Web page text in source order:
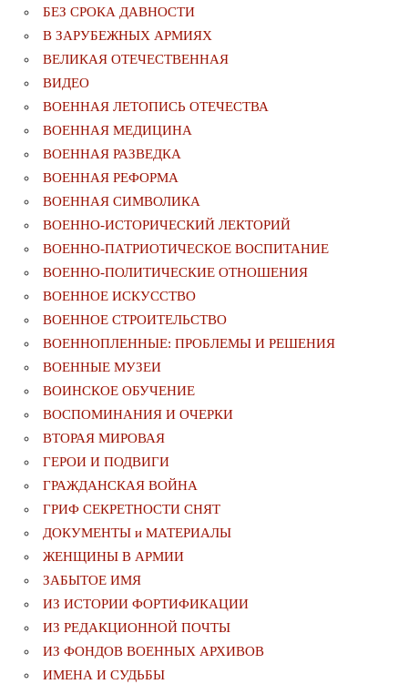
БЕЗ СРОКА ДАВНОСТИ
В ЗАРУБЕЖНЫХ АРМИЯХ
ВЕЛИКАЯ ОТЕЧЕСТВЕННАЯ
ВИДЕО
ВОЕННАЯ ЛЕТОПИСЬ ОТЕЧЕСТВА
ВОЕННАЯ МЕДИЦИНА
ВОЕННАЯ РАЗВЕДКА
ВОЕННАЯ РЕФОРМА
ВОЕННАЯ СИМВОЛИКА
ВОЕННО-ИСТОРИЧЕСКИЙ ЛЕКТОРИЙ
ВОЕННО-ПАТРИОТИЧЕСКОЕ ВОСПИТАНИЕ
ВОЕННО-ПОЛИТИЧЕСКИE ОТНОШЕНИЯ
ВОЕННОЕ ИСКУССТВО
ВОЕННОЕ СТРОИТЕЛЬСТВО
ВОЕННОПЛЕННЫЕ: ПРОБЛЕМЫ И РЕШЕНИЯ
ВОЕННЫЕ МУЗЕИ
ВОИНСКОЕ ОБУЧЕНИЕ
ВОСПОМИНАНИЯ И ОЧЕРКИ
ВТОРАЯ МИРОВАЯ
ГЕРОИ И ПОДВИГИ
ГРАЖДАНСКАЯ ВОЙНА
ГРИФ СЕКРЕТНОСТИ СНЯТ
ДОКУМЕНТЫ и МАТЕРИАЛЫ
ЖЕНЩИНЫ В АРМИИ
ЗАБЫТОЕ ИМЯ
ИЗ ИСТОРИИ ФОРТИФИКАЦИИ
ИЗ РЕДАКЦИОННОЙ ПОЧТЫ
ИЗ ФОНДОВ ВОЕННЫХ АРХИВОВ
ИМЕНА И СУДЬБЫ